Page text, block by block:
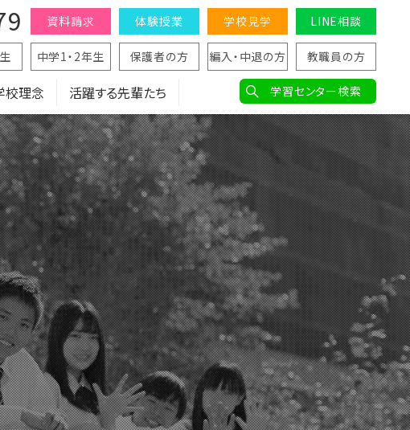
校理念 活躍する先輩たち
資料請求 体験授業 学校見学 LINE相談
中学1・2年生 保護者の方 編入・中退の方 教職員の方
学習センター検索